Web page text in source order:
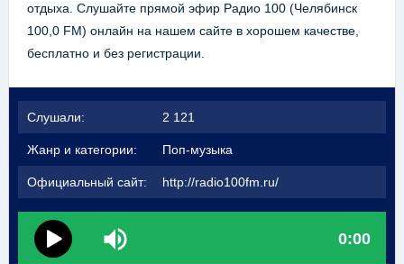
отдыха. Слушайте прямой эфир Радио 100 (Челябинск
100,0 FM) онлайн на нашем сайте в хорошем качестве,
бесплатно и без регистрации.
Слушали: 2 121
Жанр и категории: Поп-музыка
Официальный сайт: http://radio100fm.ru/
0:00